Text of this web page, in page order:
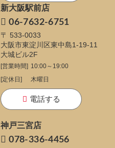
新大阪駅前店
06-7632-6751
〒 533-0033
大阪市東淀川区東中島1-19-11
大城ビル2F
[営業時間] 10:00～19:00
[定休日]
木曜日
電話する
神戸三宮店
078-336-4456